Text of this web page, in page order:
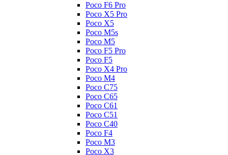
Poco F6 Pro
Poco X5 Pro
Poco X5
Poco M5s
Poco M5
Poco F5 Pro
Poco F5
Poco X4 Pro
Poco M4
Poco C75
Poco C65
Poco C61
Poco C51
Poco C40
Poco F4
Poco M3
Poco X3